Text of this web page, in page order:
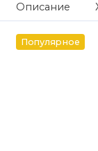
Описание
Популярное